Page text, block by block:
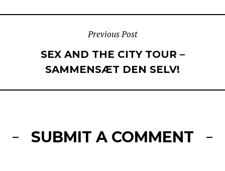
NAVIGATION
Previous Post
SEX AND THE CITY TOUR –
SAMMENSÆT DEN SELV!
SUBMIT A COMMENT